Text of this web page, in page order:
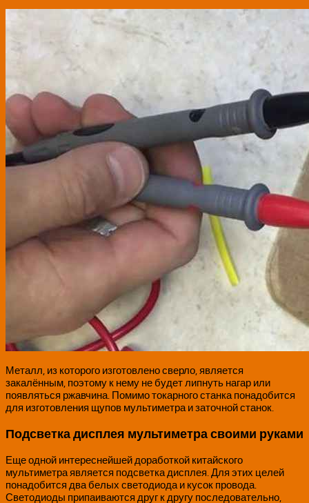
Металл, из которого изготовлено сверло, является
закалённым, поэтому к нему не будет липнуть нагар или
появляться ржавчина. Помимо токарного станка понадобится
для изготовления щупов мультиметра и заточной станок.
Подсветка дисплея мультиметра своими руками
Еще одной интереснейшей доработкой китайского
мультиметра является подсветка дисплея. Для этих целей
понадобится два белых светодиода и кусок провода.
Светодиоды припаиваются друг к другу последовательно,